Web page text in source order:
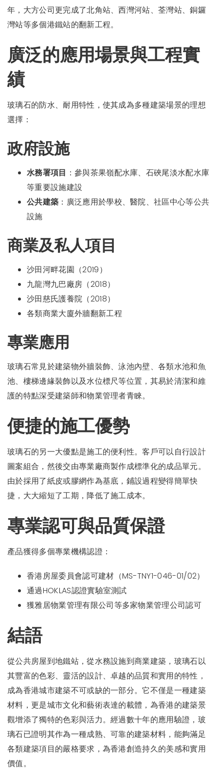
年，大方公司更完成了北角站、西灣河站、荃灣站、銅鑼
灣站等多個港鐵站的翻新工程。
廣泛的應用場景與工程實
績
玻璃石的防水、耐用特性，使其成為多種建築場景的理想
選擇：
政府設施
水務署項目 ：參與茶果嶺配水庫、石硤尾淡水配水庫
等重要設施建設
公共建築 ：廣泛應用於學校、醫院、社區中心等公共
設施
商業及私人項目
沙田河畔花園（2019）
九龍灣九巴廠房（2018）
沙田慈氏護養院（2018）
各類商業大廈外牆翻新工程
專業應用
玻璃石常見於建築物外牆裝飾、泳池內壁、各類水池和魚
池、樓梯邊緣裝飾以及水位標尺等位置，其易於清潔和維
護的特點深受建築師和物業管理者青睞。
便捷的施工優勢
玻璃石的另一大優點是施工的便利性。客戶可以自行設計
圖案組合，然後交由專業廠商製作成標準化的成品單元。
由於採用了紙皮或膠網作為基底，鋪設過程變得簡單快
捷，大大縮短了工期，降低了施工成本。
專業認可與品質保證
產品獲得多個專業機構認證：
香港房屋委員會認可建材（MS-TNY1-046-01/02）
通過HOKLAS認證實驗室測試
獲雅居物業管理有限公司等多家物業管理公司認可
結語
從公共房屋到地鐵站，從水務設施到商業建築，玻璃石以
其豐富的色彩、靈活的設計、卓越的品質和實用的特性，
成為香港城市建築不可或缺的一部分。它不僅是一種建築
材料，更是城市文化和藝術表達的載體，為香港的建築景
觀增添了獨特的色彩與活力。經過數十年的應用驗證，玻
璃石已證明其作為一種成熟、可靠的建築材料，能夠滿足
各類建築項目的嚴格要求，為香港創造持久的美感和實用
價值。